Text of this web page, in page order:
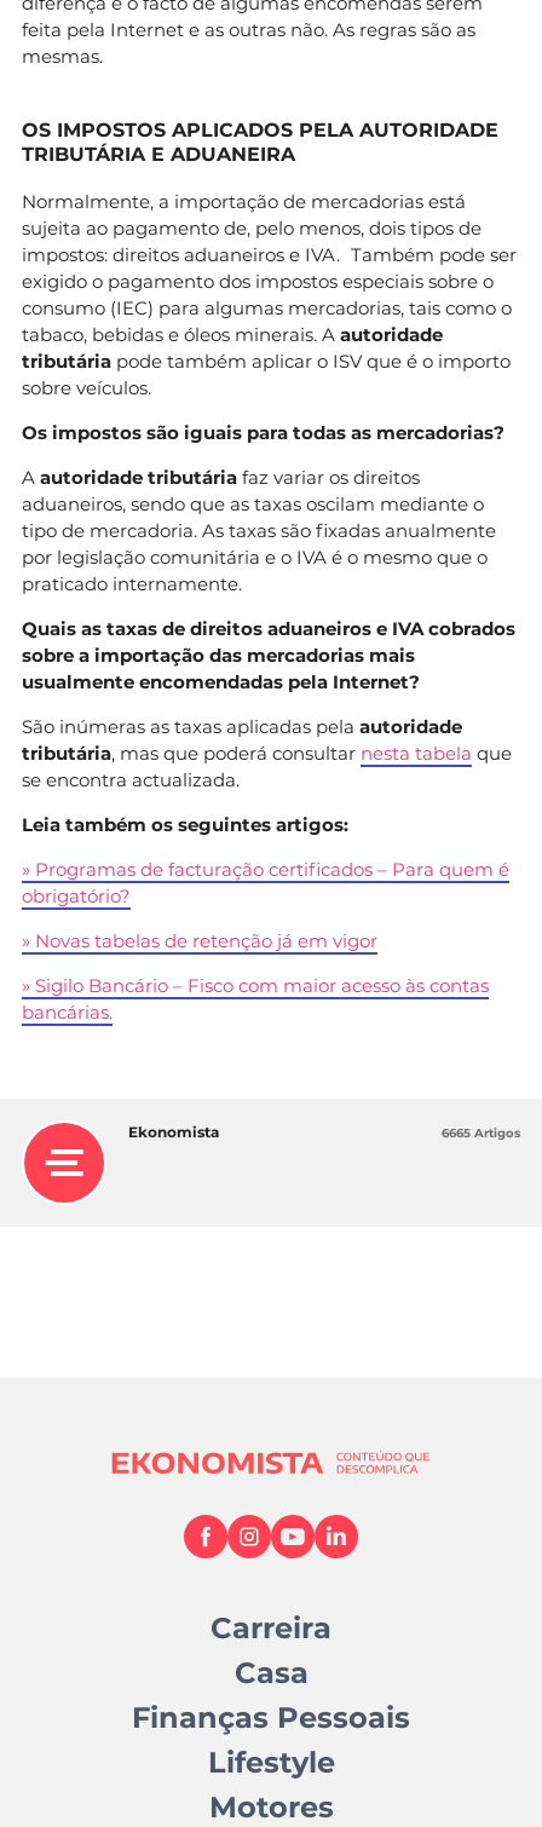
feita pela Internet e as outras não. As regras são as
mesmas.
OS IMPOSTOS APLICADOS PELA AUTORIDADE
TRIBUTÁRIA E ADUANEIRA
Normalmente, a importação de mercadorias está
sujeita ao pagamento de, pelo menos, dois tipos de
impostos: direitos aduaneiros e IVA. Também pode ser
exigido o pagamento dos impostos especiais sobre o
consumo (IEC) para algumas mercadorias, tais como o
tabaco, bebidas e óleos minerais. A autoridade
tributária pode também aplicar o ISV que é o importo
sobre veículos.
Os impostos são iguais para todas as mercadorias?
A autoridade tributária faz variar os direitos
aduaneiros, sendo que as taxas oscilam mediante o
tipo de mercadoria. As taxas são fixadas anualmente
por legislação comunitária e o IVA é o mesmo que o
praticado internamente.
Quais as taxas de direitos aduaneiros e IVA cobrados
sobre a importação das mercadorias mais
usualmente encomendadas pela Internet?
São inúmeras as taxas aplicadas pela autoridade
tributária, mas que poderá consultar nesta tabela que
se encontra actualizada.
Leia também os seguintes artigos:
» Programas de facturação certificados – Para quem é
obrigatório?
» Novas tabelas de retenção já em vigor
» Sigilo Bancário – Fisco com maior acesso às contas
bancárias.
Ekonomista 6665 Artigos
Carreira
Casa
Finanças Pessoais
Lifestyle
Motores